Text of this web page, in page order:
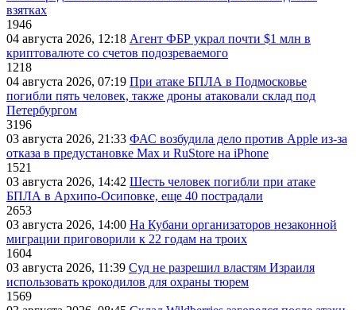
взятках
1946
04 августа 2026, 12:18 Агент ФБР украл почти $1 млн в
криптовалюте со счетов подозреваемого
1218
04 августа 2026, 07:19 При атаке БПЛА в Подмосковье
погибли пять человек, также дроны атаковали склад под
Петербургом
3196
03 августа 2026, 21:33 ФАС возбудила дело против Apple из-за
отказа в предустановке Max и RuStore на iPhone
1521
03 августа 2026, 14:42 Шесть человек погибли при атаке
БПЛА в Архипо-Осиповке, еще 40 пострадали
2653
03 августа 2026, 14:00 На Кубани организаторов незаконной
миграции приговорили к 22 годам на троих
1604
03 августа 2026, 11:39 Суд не разрешил властям Израиля
использовать крокодилов для охраны тюрем
1569